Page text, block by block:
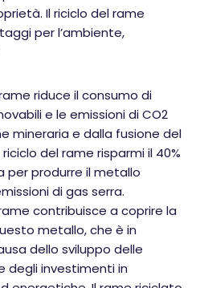
Il riciclo del rame
per l’ambiente,
riduce il consumo di
e le emissioni di CO2
mineraria e dalla fusione del
del rame risparmi il 40%
per produrre il metallo
di gas serra.
contribuisce a coprire la
metallo, che è in
dello sviluppo delle
degli investimenti in